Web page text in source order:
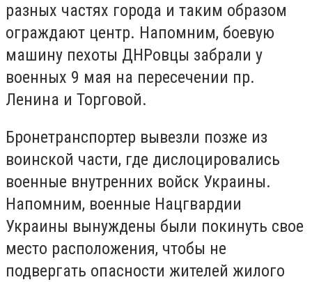
разных частях города и таким образом
ограждают центр. Напомним, боевую
машину пехоты ДНРовцы забрали у
военных 9 мая на пересечении пр.
Ленина и Торговой.
Бронетранспортер вывезли позже из
воинской части, где дислоцировались
военные внутренних войск Украины.
Напомним, военные Нацгвардии
Украины вынуждены были покинуть свое
место расположения, чтобы не
подвергать опасности жителей жилого